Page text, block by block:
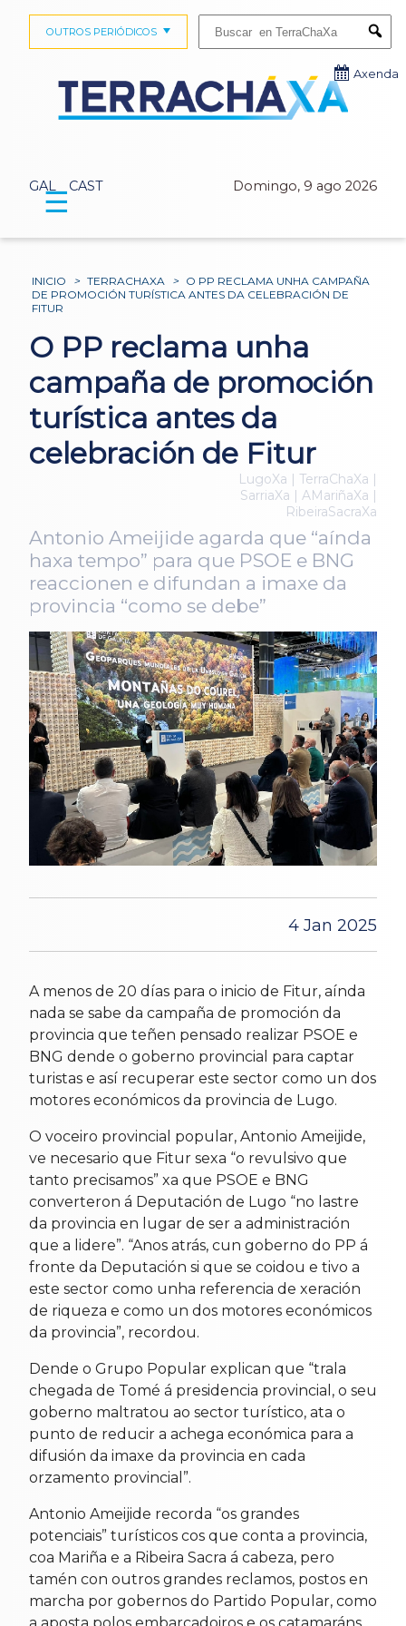
GAL CAST Domingo, 9 ago 2026
OUTROS PERIÓDICOS
Axenda
☰
INICIO > TERRACHAXA > O PP RECLAMA UNHA CAMPAÑA
DE PROMOCIÓN TURÍSTICA ANTES DA CELEBRACIÓN DE
FITUR
O PP reclama unha
campaña de promoción
turística antes da
celebración de Fitur
LugoXa | TerraChaXa |
SarriaXa | AMariñaXa |
RibeiraSacraXa
Antonio Ameijide agarda que “aínda
haxa tempo” para que PSOE e BNG
reaccionen e difundan a imaxe da
provincia “como se debe”
4 Jan 2025
A menos de 20 días para o inicio de Fitur, aínda
nada se sabe da campaña de promoción da
provincia que teñen pensado realizar PSOE e
BNG dende o goberno provincial para captar
turistas e así recuperar este sector como un dos
motores económicos da provincia de Lugo.
O voceiro provincial popular, Antonio Ameijide,
ve necesario que Fitur sexa “o revulsivo que
tanto precisamos” xa que PSOE e BNG
converteron á Deputación de Lugo “no lastre
da provincia en lugar de ser a administración
que a lidere”. “Anos atrás, cun goberno do PP á
fronte da Deputación si que se coidou e tivo a
este sector como unha referencia de xeración
de riqueza e como un dos motores económicos
da provincia”, recordou.
Dende o Grupo Popular explican que “trala
chegada de Tomé á presidencia provincial, o seu
goberno maltratou ao sector turístico, ata o
punto de reducir a achega económica para a
difusión da imaxe da provincia en cada
orzamento provincial”.
Antonio Ameijide recorda “os grandes
potenciais” turísticos cos que conta a provincia,
coa Mariña e a Ribeira Sacra á cabeza, pero
tamén con outros grandes reclamos, postos en
marcha por gobernos do Partido Popular, como
a aposta polos embarcadoiros e os catamaráns.